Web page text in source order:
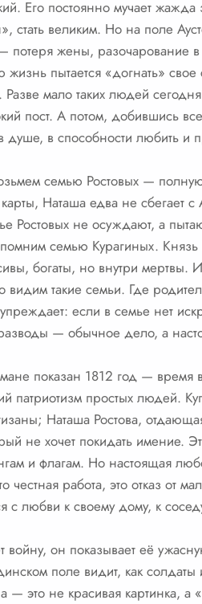
постоянно мучает жажда
стать великим. Но на поле
потеря жены,
пытается «догнать»
мало таких людей
пост. А потом, добившись
душе, в способности любить и
семью Ростовых —
Наташа едва не сбегает
Ростовых не осуждают, а
семью Курагиных.
богаты, но внутри
такие семьи. Где
если в семье нет
— обычное дело, а
показан 1812 год —
патриотизм простых людей.
Наташа Ростова,
не хочет покидать имение.
и флагам. Но настоящая
работа, это отказ от
с любви к своему дому, к
войну, он показывает её
поле видит, как солдаты
это не красивая картинка, а